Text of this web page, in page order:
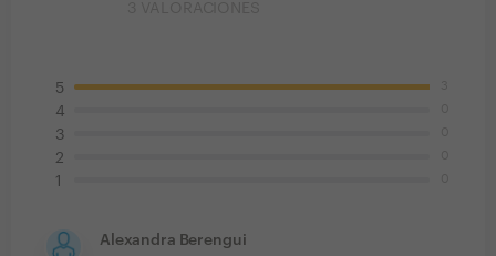
5
4
3
2
1
Alexandra Berengui